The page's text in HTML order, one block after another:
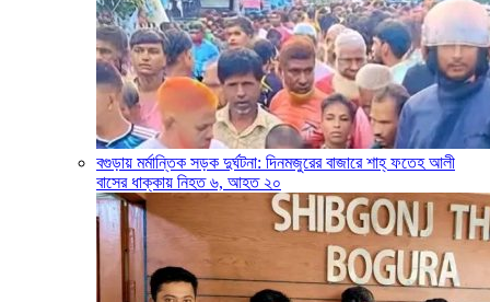
বগুড়ায় মর্মান্তিক সড়ক দুর্ঘটনা: দিনমজুরের বাজারে শাহ্ ফতেহ আলী
বাসের ধাক্কায় নিহত ৬, আহত ২০